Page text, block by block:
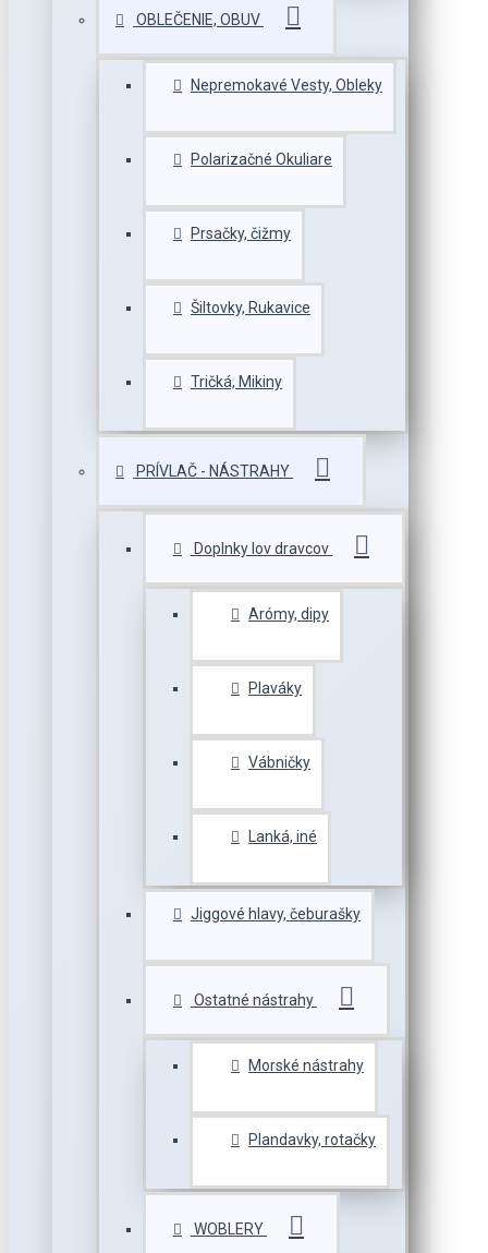
OBLEČENIE, OBUV
Nepremokavé Vesty, Obleky
Polarizačné Okuliare
Prsačky, čižmy
Šiltovky, Rukavice
Tričká, Mikiny
PRÍVLAČ - NÁSTRAHY
Doplnky lov dravcov
Arómy, dipy
Plaváky
Vábničky
Lanká, iné
Jiggové hlavy, čeburašky
Ostatné nástrahy
Morské nástrahy
Plandavky, rotačky
WOBLERY